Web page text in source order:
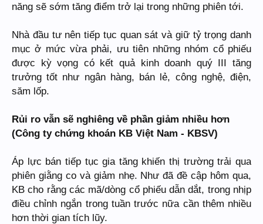
năng sẽ sớm tăng điểm trở lại trong những phiên tới.
Nhà đầu tư nên tiếp tục quan sát và giữ tỷ trọng danh
mục ở mức vừa phải, ưu tiên những nhóm cổ phiếu
được kỳ vọng có kết quả kinh doanh quý III tăng
trưởng tốt như ngân hàng, bán lẻ, công nghệ, điện,
săm lốp.
Rủi ro vẫn sẽ nghiêng về phần giảm nhiều hơn
(Công ty chứng khoán KB Việt Nam - KBSV)
Áp lực bán tiếp tục gia tăng khiến thị trường trải qua
phiên giằng co và giảm nhẹ. Như đã đề cập hôm qua,
KB cho rằng các mã/dòng cổ phiếu dẫn dắt, trong nhịp
điều chỉnh ngắn trong tuần trước nữa cần thêm nhiều
hơn thời gian tích lũy.